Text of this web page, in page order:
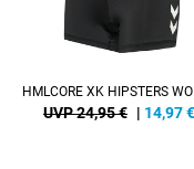
HMLCORE XK HIPSTERS
UVP 24,95 € | 14,97€